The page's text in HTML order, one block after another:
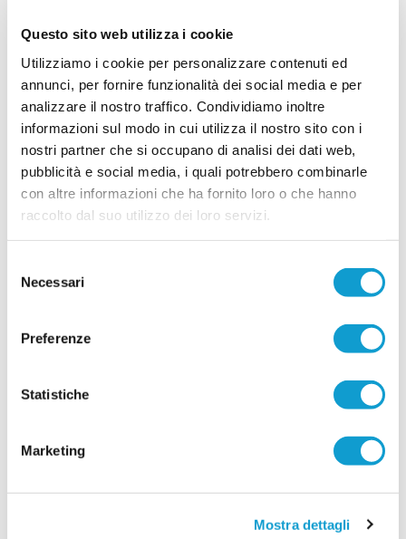
Questo sito web utilizza i cookie
Utilizziamo i cookie per personalizzare contenuti ed
annunci, per fornire funzionalità dei social media e per
analizzare il nostro traffico. Condividiamo inoltre
informazioni sul modo in cui utilizza il nostro sito con i
nostri partner che si occupano di analisi dei dati web,
pubblicità e social media, i quali potrebbero combinarle
con altre informazioni che ha fornito loro o che hanno
raccolto dal suo utilizzo dei loro servizi.
delNecessari
Preferenze
Statistiche
Marketing
Mostra dettagli
05/04/2025
MATELICA, il girone B dell'U19 è tuo! "La
forza? L'unità del gruppo"
MATELICA. Il Matelica (vedi la rosa) vince il girone
B del campionato Juniores Regionale (vedi
classifica). La squadra di mister Edoardo
Tomassetti si è aggiudicata aritmeticamente il
proprio campionato gr ... leggi
24/03/2025
GIOVANI. Ha senso una partita che finisce
Giovanissimi in archivio e subito sorge una
risultato di 27-0? Perchè a leggere alcuni risultati
dei campionati giovanili saltano agli occhi dei
numeri impressionanti e forse diseducativi. Tante
nostr ... leggi
FRIENDS CUP. Vince la Roma, cala il sipario
sulla 13^ edizione
Due giornate piene di emozioni divertimento condivisione in campo e fuori